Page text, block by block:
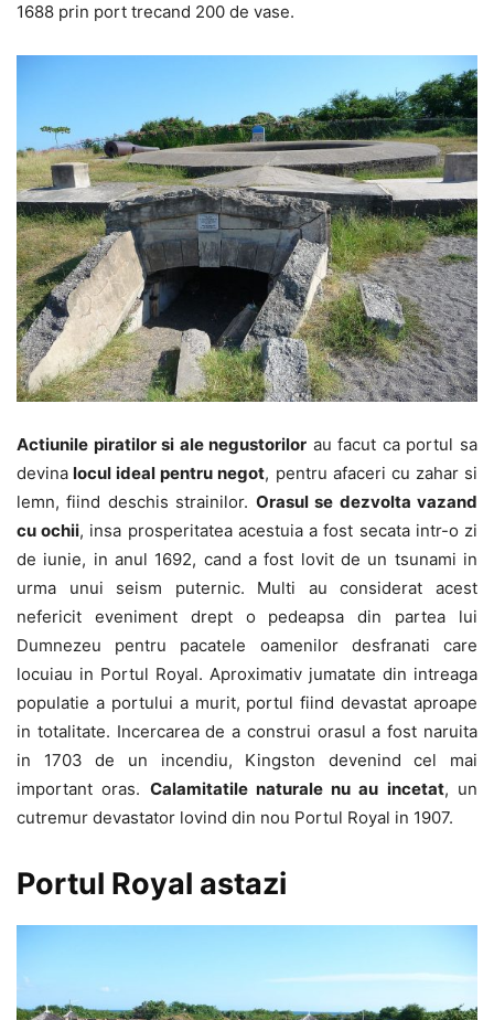
1688 prin port trecand 200 de vase.
Actiunile piratilor si ale negustorilor au facut ca portul sa
devina locul ideal pentru negot, pentru afaceri cu zahar si
lemn, fiind deschis strainilor. Orasul se dezvolta vazand
cu ochii, insa prosperitatea acestuia a fost secata intr-o zi
de iunie, in anul 1692, cand a fost lovit de un tsunami in
urma unui seism puternic. Multi au considerat acest
nefericit eveniment drept o pedeapsa din partea lui
Dumnezeu pentru pacatele oamenilor desfranati care
locuiau in Portul Royal. Aproximativ jumatate din intreaga
populatie a portului a murit, portul fiind devastat aproape
in totalitate. Incercarea de a construi orasul a fost naruita
in 1703 de un incendiu, Kingston devenind cel mai
important oras. Calamitatile naturale nu au incetat, un
cutremur devastator lovind din nou Portul Royal in 1907.
Portul Royal astazi